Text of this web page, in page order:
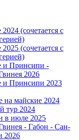
(сочетается с
(сочетается с
и Принсипи -
2026
и Принсипи 2023
на майские 2024
тур 2024
в июле 2025
- Габон - Сан-
2026